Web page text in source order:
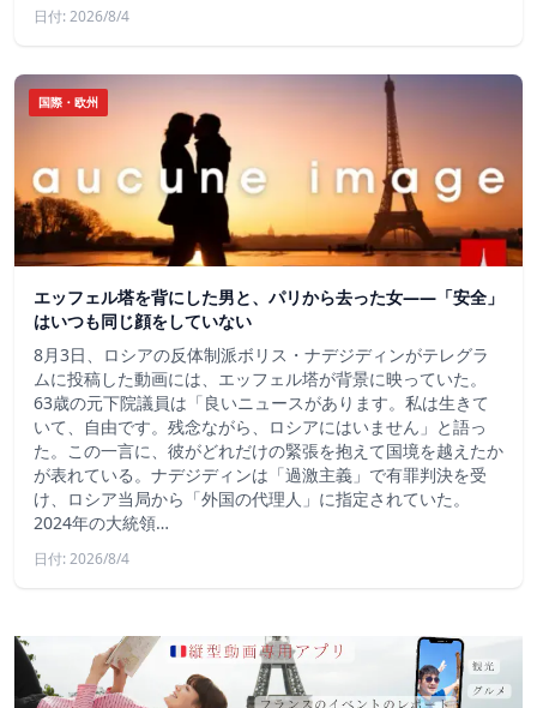
日付: 2026/8/4
国際・欧州
エッフェル塔を背にした男と、パリから去った女——「安全」
はいつも同じ顔をしていない
8月3日、ロシアの反体制派ボリス・ナデジディンがテレグラ
ムに投稿した動画には、エッフェル塔が背景に映っていた。
63歳の元下院議員は「良いニュースがあります。私は生きて
いて、自由です。残念ながら、ロシアにはいません」と語っ
た。この一言に、彼がどれだけの緊張を抱えて国境を越えたか
が表れている。ナデジディンは「過激主義」で有罪判決を受
け、ロシア当局から「外国の代理人」に指定されていた。
2024年の大統領…
日付: 2026/8/4